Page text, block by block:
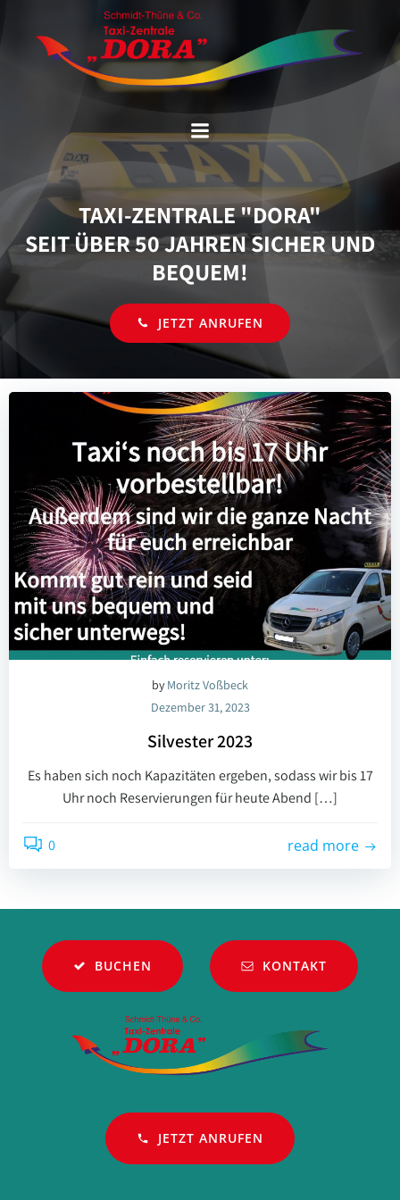
springen
TAXI-ZENTRALE "DORA"
SEIT ÜBER 50 JAHREN SICHER UND
BEQUEM!
JETZT ANRUFEN
by Moritz Voßbeck
Dezember 31, 2023
Silvester 2023
Es haben sich noch Kapazitäten ergeben, sodass wir bis 17
Uhr noch Reservierungen für heute Abend […]
0 read more
BUCHEN KONTAKT
JETZT ANRUFEN